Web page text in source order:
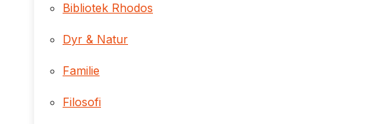
Bibliotek Rhodos
Dyr & Natur
Familie
Filosofi